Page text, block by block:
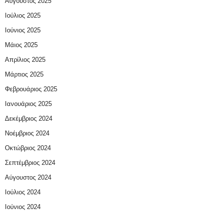
Ιούλιος 2025
Ιούνιος 2025
Μάιος 2025
Απρίλιος 2025
Μάρτιος 2025
Φεβρουάριος 2025
Ιανουάριος 2025
Δεκέμβριος 2024
Νοέμβριος 2024
Οκτώβριος 2024
Σεπτέμβριος 2024
Αύγουστος 2024
Ιούλιος 2024
Ιούνιος 2024